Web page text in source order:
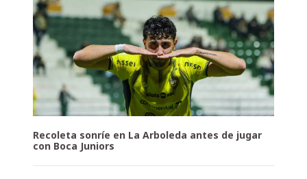
Recoleta sonríe en La Arboleda antes de jugar
con Boca Juniors